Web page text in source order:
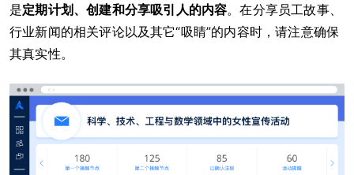
是定期计划、创建和分享吸引人的内容。在分享员工故事、
行业新闻的相关评论以及其它“吸睛”的内容时，请注意确保
其真实性。